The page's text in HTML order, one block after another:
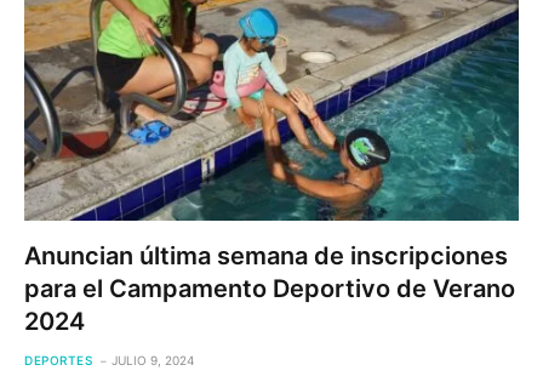
Anuncian última semana de inscripciones
para el Campamento Deportivo de Verano
2024
DEPORTES JULIO 9, 2024